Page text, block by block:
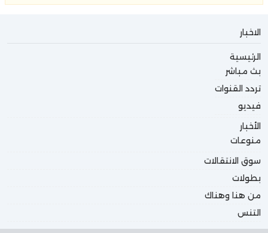
الاخبار
الرئيسية
بث مباشر
تردد القنوات
فيديو
الأخبار
منوعات
سوق الانتقالات
بطولات
من هنا وهناك
التنس